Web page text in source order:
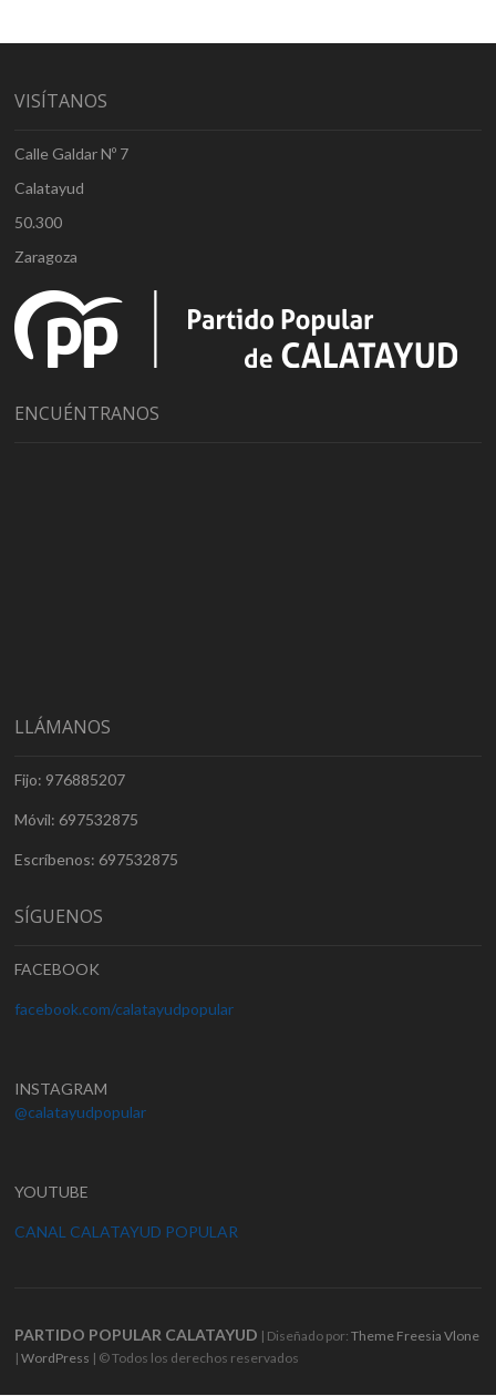
VISÍTANOS
Calle Galdar Nº 7
Calatayud
50.300
Zaragoza
ENCUÉNTRANOS
LLÁMANOS
Fijo: 976885207
Móvil: 697532875
Escríbenos: 697532875
SÍGUENOS
FACEBOOK
facebook.com/calatayudpopular
INSTAGRAM
@calatayudpopular
YOUTUBE
CANAL CALATAYUD POPULAR
PARTIDO POPULAR CALATAYUD | Diseñado por:Theme Freesia Vlone
|WordPress | © Todos los derechos reservados